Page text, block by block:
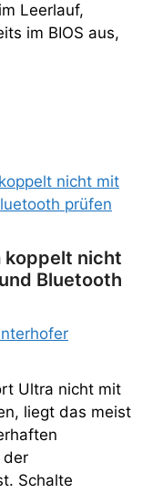
Leerlauf,
im BIOS aus,
koppelt nicht
Bluetooth
Ultra nicht mit
liegt das meist
der
Schalte